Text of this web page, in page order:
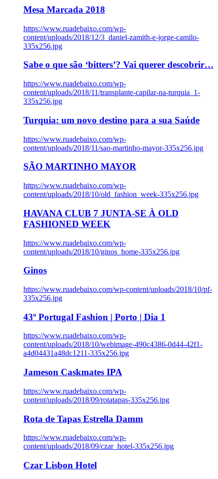
Mesa Marcada 2018
https://www.ruadebaixo.com/wp-
content/uploads/2018/12/3_daniel-zamith-e-jorge-camilo-
335x256.jpg
Sabe o que são ‘bitters’? Vai querer descobrir…
https://www.ruadebaixo.com/wp-
content/uploads/2018/11/transplante-capilar-na-turquia_1-
335x256.jpg
Turquia: um novo destino para a sua Saúde
https://www.ruadebaixo.com/wp-
content/uploads/2018/11/sao-martinho-mayor-335x256.jpg
SÃO MARTINHO MAYOR
https://www.ruadebaixo.com/wp-
content/uploads/2018/10/old_fashion_week-335x256.jpg
HAVANA CLUB 7 JUNTA-SE À OLD
FASHIONED WEEK
https://www.ruadebaixo.com/wp-
content/uploads/2018/10/ginos_home-335x256.jpg
Ginos
https://www.ruadebaixo.com/wp-content/uploads/2018/10/pf-
335x256.jpg
43º Portugal Fashion | Porto | Dia 1
https://www.ruadebaixo.com/wp-
content/uploads/2018/10/webimage-490c4386-0d44-42f1-
a4d04431a48dc1211-335x256.jpg
Jameson Caskmates IPA
https://www.ruadebaixo.com/wp-
content/uploads/2018/09/rotatapas-335x256.jpg
Rota de Tapas Estrella Damm
https://www.ruadebaixo.com/wp-
content/uploads/2018/09/czar_hotel-335x256.jpg
Czar Lisbon Hotel